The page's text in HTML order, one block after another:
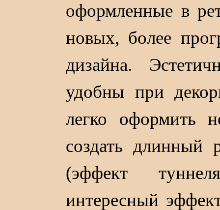
оформленные в
новых, более
дизайна.
удобны при
легко оформить
создать длинный
(эффект
интересный